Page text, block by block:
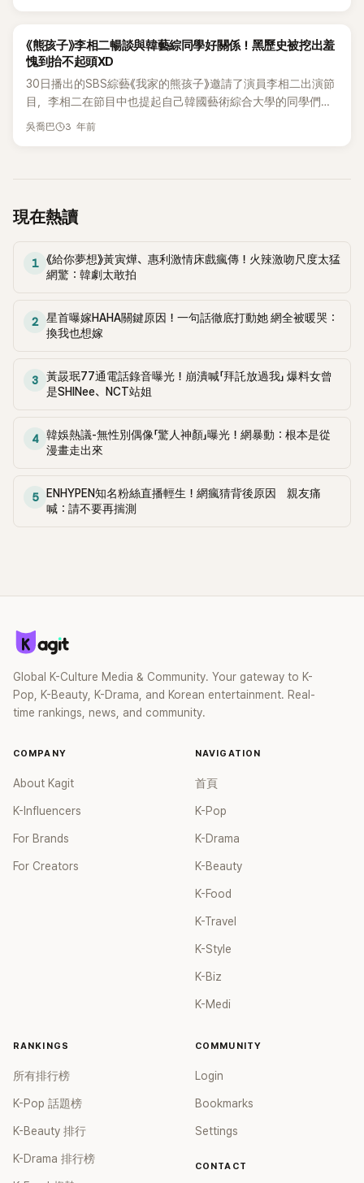
東燁說：「以後會有女朋友的，如果看到這個的話，一直拿著相
的熊孩子》方面原封不動地暴露了非藝人的前女友樣子，因為不
知道李尚敏是否已向對方徵求了同意。特別是李尚敏通過節目
多次提到前妻李慧英，而引起了爭議。 有網友指李尚敏不僅提
前妻還不夠，還要提及非藝人的前女友，因此很多人指責他輕
熊孩子》方面關閉了留言板。 網友在韓網留言指：「不想再看到
型，說說看理想的外貌吧」，並開始畫金鍾國的理想型外貌。 車
太鉉問到喜歡的臉型時，金鍾國回答說：「沒關係，但鵝蛋型會
有雙眼皮的大眼睛，表現出積極的樣子。 車太鉉展示了之後完
成的畫，金鍾國不屑一顧地表示：「但是眼睛像東燁哥的眼
睛」，引來了爆笑。車太鉉之後突然說：「我想到了一個人，想起
了在《射門明星》FC阿納康達隊效力的前女主播尹太珍。當然真
告車太鉉：「不要再說了」。 1987年出生的尹太珍今年35歲，是
星》。 小編：金鍾國是時候要戀愛了！🥰
K-POP
《熊孩子》李相二暢談與韓藝綜同學好關係！黑歷史被挖出羞
愧到抬不起頭XD
30日播出的SBS綜藝《我家的熊孩子》邀請了演員李相二出演節
目，李相二在節目中也提起自己韓國藝術綜合大學的同學們。
本集節目中，主持人申東燁問李相二「你是很有領導能力的人，
同學陣容，真的是相當華麗，有金高銀、朴素淡、安恩真以及
金聖喆等，被稱為是傳說的10學號，你們現在還很親近嗎？」
一起去吃飯，近期因為同學們有很多活動，所以好像也很常有
節目找我」表達了內心的感謝。 另外，這天節目中，李相二過去
羞到抬不起頭。 媽媽團們紛紛稱讚「跳得很好」、「真是多才多
藝」，李相二也為了媽媽團在節目中進行了即席演出，獲得了媽
吳喬巴 3 年前
現在熱讀
1
《給你夢想》黃寅燁、惠利激情床戲瘋傳！火辣激吻尺度太猛
網驚：韓劇太敢拍
2
星首曝嫁HAHA關鍵原因！一句話徹底打動她 網全被暖哭：
換我也想嫁
3
黃晸珉77通電話錄音曝光！崩潰喊「拜託放過我」 爆料女曾
是SHINee、NCT站姐
4
韓娛熱議-無性別偶像「驚人神顏」曝光！網暴動：根本是從
漫畫走出來
5
ENHYPEN知名粉絲直播輕生！網瘋猜背後原因 親友痛
喊：請不要再揣測
Global K-Culture Media & Community. Your gateway to K-
Pop, K-Beauty, K-Drama, and Korean entertainment. Real-
time rankings, news, and community.
COMPANY
About Kagit
K-Influencers
For Brands
For Creators
NAVIGATION
首頁
K-Pop
K-Drama
K-Beauty
K-Food
K-Travel
K-Style
K-Biz
K-Medi
RANKINGS
所有排行榜
K-Pop 話題榜
K-Beauty 排行
K-Drama 排行榜
COMMUNITY
Login
Bookmarks
Settings
CONTACT